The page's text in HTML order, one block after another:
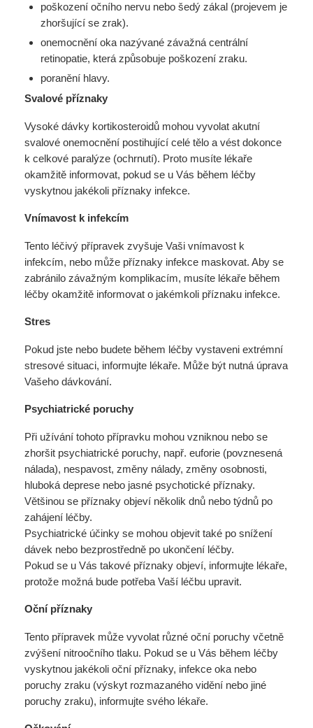
poškození očního nervu nebo šedý zákal (projevem je
zhoršující se zrak).
onemocnění oka nazývané závažná centrální
retinopatie, která způsobuje poškození zraku.
poranění hlavy.
Svalové příznaky
Vysoké dávky kortikosteroidů mohou vyvolat akutní
svalové onemocnění postihující celé tělo a vést dokonce
k celkové paralýze (ochrnutí). Proto musíte lékaře
okamžitě informovat, pokud se u Vás během léčby
vyskytnou jakékoli příznaky infekce.
Vnímavost k infekcím
Tento léčivý přípravek zvyšuje Vaši vnímavost k
infekcím, nebo může příznaky infekce maskovat. Aby se
zabránilo závažným komplikacím, musíte lékaře během
léčby okamžitě informovat o jakémkoli příznaku infekce.
Stres
Pokud jste nebo budete během léčby vystaveni extrémní
stresové situaci, informujte lékaře. Může být nutná úprava
Vašeho dávkování.
Psychiatrické poruchy
Při užívání tohoto přípravku mohou vzniknou nebo se
zhoršit psychiatrické poruchy, např. euforie (povznesená
nálada), nespavost, změny nálady, změny osobnosti,
hluboká deprese nebo jasné psychotické příznaky.
Většinou se příznaky objeví několik dnů nebo týdnů po
zahájení léčby.
Psychiatrické účinky se mohou objevit také po snížení
dávek nebo bezprostředně po ukončení léčby.
Pokud se u Vás takové příznaky objeví, informujte lékaře,
protože možná bude potřeba Vaší léčbu upravit.
Oční příznaky
Tento přípravek může vyvolat různé oční poruchy včetně
zvýšení nitroočního tlaku. Pokud se u Vás během léčby
vyskytnou jakékoli oční příznaky, infekce oka nebo
poruchy zraku (výskyt rozmazaného vidění nebo jiné
poruchy zraku), informujte svého lékaře.